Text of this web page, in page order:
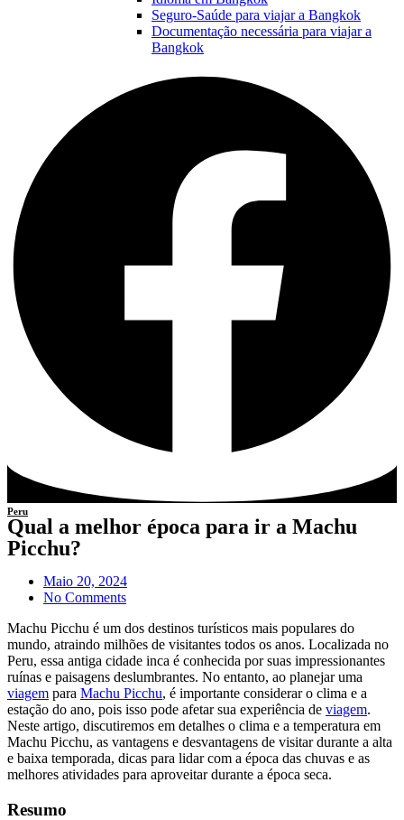
Seguro-Saúde para viajar a Bangkok
Documentação necessária para viajar a
Bangkok
Peru
Qual a melhor época para ir a Machu
Picchu?
Maio 20, 2024
No Comments
Machu Picchu é um dos destinos turísticos mais populares do
mundo, atraindo milhões de visitantes todos os anos. Localizada no
Peru, essa antiga cidade inca é conhecida por suas impressionantes
ruínas e paisagens deslumbrantes. No entanto, ao planejar uma
viagem para Machu Picchu, é importante considerar o clima e a
estação do ano, pois isso pode afetar sua experiência de viagem.
Neste artigo, discutiremos em detalhes o clima e a temperatura em
Machu Picchu, as vantagens e desvantagens de visitar durante a alta
e baixa temporada, dicas para lidar com a época das chuvas e as
melhores atividades para aproveitar durante a época seca.
Resumo